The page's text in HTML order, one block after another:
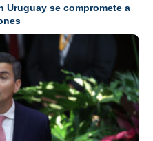
Uruguay se compromete a